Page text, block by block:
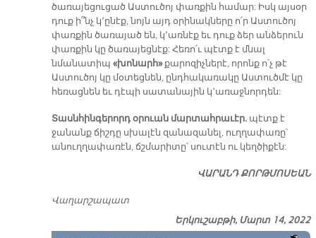
ծառայեցուցած Աստուծոյ փառքին համար: Իսկ այսօր
դուք ի՞նչ կ՚ընէք, նոյն այդ օրինակները ո՛ր Աստուծոյ
փառքին ծառայած են, կ՚առնէք եւ դուք ձեր անձերուն
փառքին կը ծառայեցնէք: Հեռո՛ւ պէտք է մնալ
նմանատիպ «խոնարհ»քարոզիչներէ, որոնք ո՛չ թէ
Աստուծոյ կը մօտեցնեն, ընդհակառակը Աստուծմէ կը
հեռացնեն եւ դէպի սատանային կ՚առաջնորդեն:
Տասնհինգերորդ օրուան մարտահրաւէր. պէտք է
ջանանք ճիշդը սխալէն զանազանել, ուղղափառը՝
անուղղափառէն, ճշմարիտը՝ սուտէն ու կեղծիքէն:
ՎԱՐԱՆԴ ՔՈՐԹՄՈՍԵԱՆ
Վաղարշապատ
Երկուշաբթի, Մարտ 14, 2022